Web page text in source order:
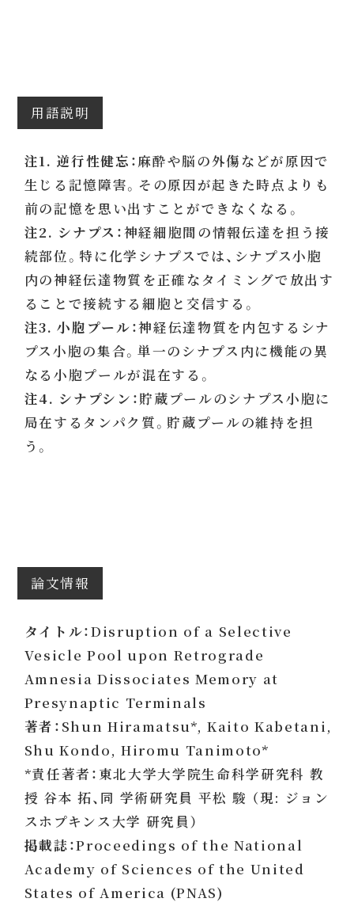
用語説明
注1. 逆行性健忘：麻酔や脳の外傷などが原因で
生じる記憶障害。その原因が起きた時点よりも
前の記憶を思い出すことができなくなる。
注2. シナプス：神経細胞間の情報伝達を担う接
続部位。特に化学シナプスでは、シナプス小胞
内の神経伝達物質を正確なタイミングで放出す
ることで接続する細胞と交信する。
注3. 小胞プール：神経伝達物質を内包するシナ
プス小胞の集合。単一のシナプス内に機能の異
なる小胞プールが混在する。
注4. シナプシン：貯蔵プールのシナプス小胞に
局在するタンパク質。貯蔵プールの維持を担
う。
論文情報
タイトル：Disruption of a Selective
Vesicle Pool upon Retrograde
Amnesia Dissociates Memory at
Presynaptic Terminals
著者： Shun Hiramatsu*, Kaito Kabetani,
Shu Kondo, Hiromu Tanimoto*
*責任著者：東北大学大学院生命科学研究科 教
授 谷本 拓、同 学術研究員 平松 駿 （現: ジョン
スホプキンス大学 研究員）
掲載誌：Proceedings of the National
Academy of Sciences of the United
States of America (PNAS)